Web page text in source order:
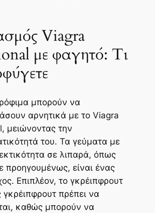
Viagra
με φαγητό: Τι
μπορούν να
αρνητικά με το Viagra
μειώνοντας την
του. Τα γεύματα με
σε λιπαρά, όπως
προηγουμένως, είναι ένας
Επιπλέον, το γκρέιπφρουτ
γκρέιπφρουτ πρέπει να
καθώς μπορούν να